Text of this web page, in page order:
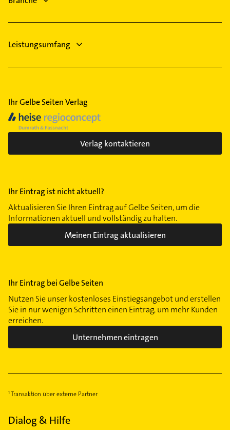
Leistungsumfang
Ihr Gelbe Seiten Verlag
Verlag kontaktieren
Ihr Eintrag ist nicht aktuell?
Aktualisieren Sie Ihren Eintrag auf Gelbe Seiten, um die
Informationen aktuell und vollständig zu halten.
Meinen Eintrag aktualisieren
Ihr Eintrag bei Gelbe Seiten
Nutzen Sie unser kostenloses Einstiegsangebot und erstellen
Sie in nur wenigen Schritten einen Eintrag, um mehr Kunden
erreichen.
Unternehmen eintragen
Transaktion über externe Partner
Dialog & Hilfe